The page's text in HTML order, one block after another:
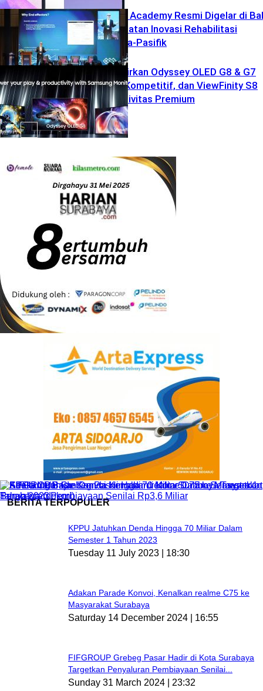
Uncategorized
Uncategorized
BTL Robotics Academy Resmi Digelar di
Dorong Penguatan Inovasi Rehabilitasi
Robotik di Asia-Pasifik
Samsung Hadirkan Odyssey OLED G8 & G7
untuk Gamer Kompetitif, dan ViewFinity S8
untuk Produktivitas Premium
BERITA TERPOPULER
KPPU Jatuhkan Denda Hingga 70 Miliar Dalam
Semester 1 Tahun 2023
Tuesday 11 July 2023 | 18:30
Adakan Parade Konvoi, Kenalkan realme C75 ke
Masyarakat Surabaya
Saturday 14 December 2024 | 16:55
FIFGROUP Grebeg Pasar Hadir di Kota Surabaya
Targetkan Penyaluran Pembiayaan Senilai...
Sunday 31 March 2024 | 23:32